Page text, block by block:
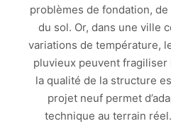
problèmes de fondation,
du sol. Or, dans une ville
variations de température,
pluvieux peuvent
la qualité de la structure
projet neuf permet
technique au terrain